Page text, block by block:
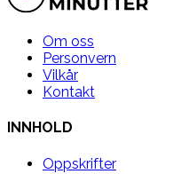
Om oss
Personvern
Vilkår
Kontakt
INNHOLD
Oppskrifter